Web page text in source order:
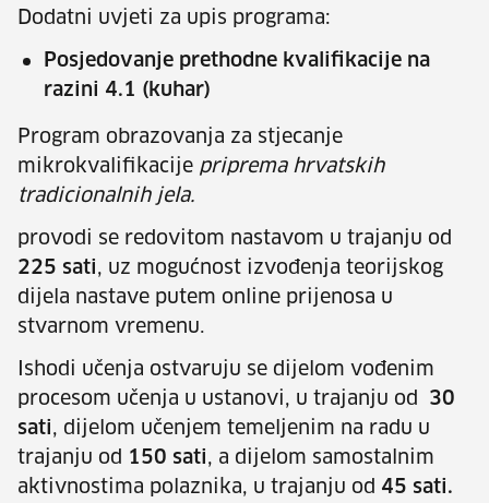
Dodatni uvjeti za upis programa:
Posjedovanje prethodne kvalifikacije na
razini 4.1 (kuhar)
Program obrazovanja za stjecanje
mikrokvalifikacije priprema hrvatskih
tradicionalnih jela.
provodi se redovitom nastavom u trajanju od
225 sati, uz mogućnost izvođenja teorijskog
dijela nastave putem online prijenosa u
stvarnom vremenu.
Ishodi učenja ostvaruju se dijelom vođenim
procesom učenja u ustanovi, u trajanju od 30
sati, dijelom učenjem temeljenim na radu u
trajanju od 150 sati, a dijelom samostalnim
aktivnostima polaznika, u trajanju od 45 sati.